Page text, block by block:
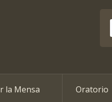
la Mensa Oratorio